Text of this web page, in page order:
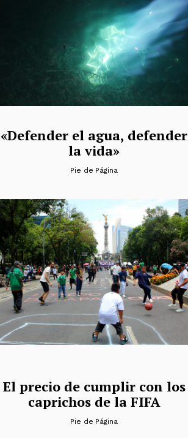
«Defender el agua, defender
la vida»
Pie de Página
El precio de cumplir con los
caprichos de la FIFA
Pie de Página